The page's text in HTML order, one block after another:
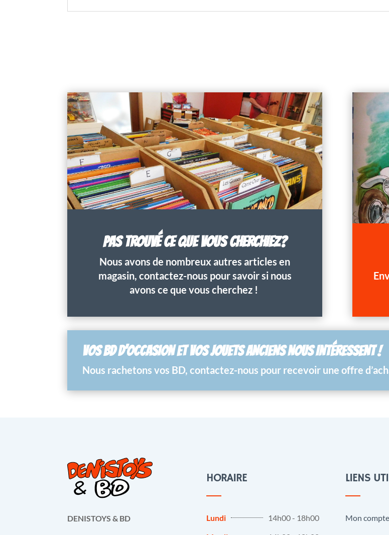
PAS TROUVÉ CE QUE VOUS CHERCHIEZ?
Nous avons de nombreux autres articles en
magasin, contactez-nous pour savoir si nous
avons ce que vous cherchez !
VOS BD D’OCCASION ET VOS JOUETS ANCIENS NOUS INTÉRESSENT !
Nous rachetons vos BD, contactez-nous pour recevoir une offre
DENISTOYS & BD
HORAIRE
Lundi
14h00 - 18h00
LIENS
Mon compte